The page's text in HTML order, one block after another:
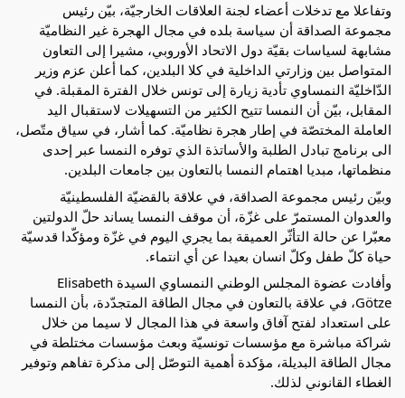
وتفاعلا مع تدخلات أعضاء لجنة العلاقات الخارجيّة، بيّن رئيس
مجموعة الصداقة أن سياسة بلده في مجال الهجرة غير النظاميّة
مشابهة لسياسات بقيّة دول الاتحاد الأوروبي، مشيرا إلى التعاون
المتواصل بين وزارتي الداخلية في كلا البلدين، كما أعلن عزم وزير
الدّاخليّة النمساوي تأدية زيارة إلى تونس خلال الفترة المقبلة. في
المقابل، بيّن أن النمسا تتيح الكثير من التسهيلات لاستقبال اليد
العاملة المختصّة في إطار هجرة نظاميّة. كما أشار، في سياق متّصل،
الى برنامج تبادل الطلبة والأساتذة الذي توفره النمسا عبر إحدى
منظماتها، مبديا اهتمام النمسا بالتعاون بين جامعات البلدين.
وبيّن رئيس مجموعة الصداقة، في علاقة بالقضيّة الفلسطينيّة
والعدوان المستمرّ على غزّة، أن موقف النمسا يساند حلّ الدولتين
معبّرا عن حالة التأثّر العميقة بما يجري اليوم في غزّة ومؤكّدا قدسيّة
حياة كلّ طفل وكلّ انسان بعيدا عن أي انتماء.
وأفادت عضوة المجلس الوطني النمساوي السيدة Elisabeth
Götze، في علاقة بالتعاون في مجال الطاقة المتجدّدة، بأن النمسا
على استعداد لفتح آفاق واسعة في هذا المجال لا سيما من خلال
شراكة مباشرة مع مؤسسات تونسيّة وبعث مؤسسات مختلطة في
مجال الطاقة البديلة، مؤكدة أهمية التوصّل إلى مذكرة تفاهم وتوفير
الغطاء القانوني لذلك.